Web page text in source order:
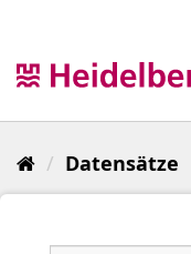
Datensätze